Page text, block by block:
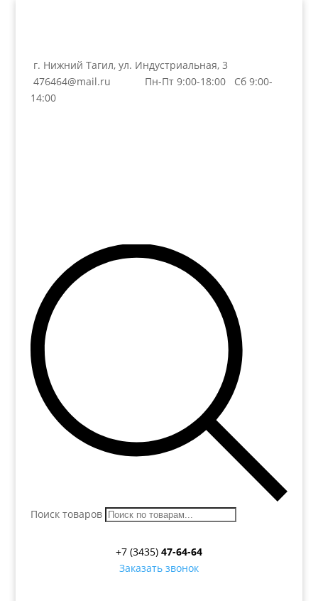
г. Нижний Тагил, ул. Индустриальная, 3
476464@mail.ru
Пн-Пт 9:00-18:00 Сб 9:00-
14:00
Поиск товаров
+7 (3435) 47-64-64
Заказать звонок